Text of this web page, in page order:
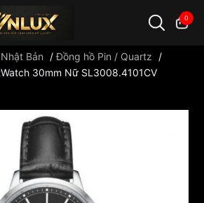
0
Bản /Đồng hồ Pin / Quartz
/
30mm Nữ SL3008.4101CV